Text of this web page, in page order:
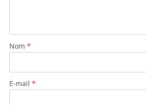
Nom *
E-mail *